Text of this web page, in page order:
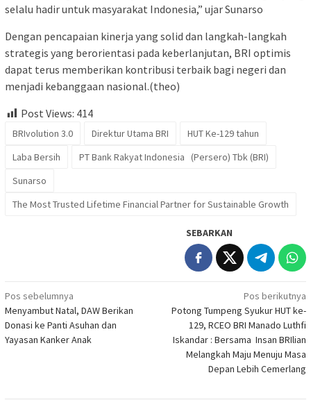
selalu hadir untuk masyarakat Indonesia,” ujar Sunarso
Dengan pencapaian kinerja yang solid dan langkah-langkah
strategis yang berorientasi pada keberlanjutan, BRI optimis
dapat terus memberikan kontribusi terbaik bagi negeri dan
menjadi kebanggaan nasional.(theo)
Post Views: 414
BRIvolution 3.0 Direktur Utama BRI
HUT Ke-129 tahun
Laba Bersih
PT Bank Rakyat Indonesia (Persero) Tbk (BRI)
Sunarso
The Most Trusted Lifetime Financial Partner for Sustainable Growth
SEBARKAN
Navigasi
pos
Pos sebelumnya
Menyambut Natal, DAW Berikan
Donasi ke Panti Asuhan dan
Yayasan Kanker Anak
Pos berikutnya
Potong Tumpeng Syukur HUT ke-
129, RCEO BRI Manado Luthfi
Iskandar : Bersama Insan BRIlian
Melangkah Maju Menuju Masa
Depan Lebih Cemerlang